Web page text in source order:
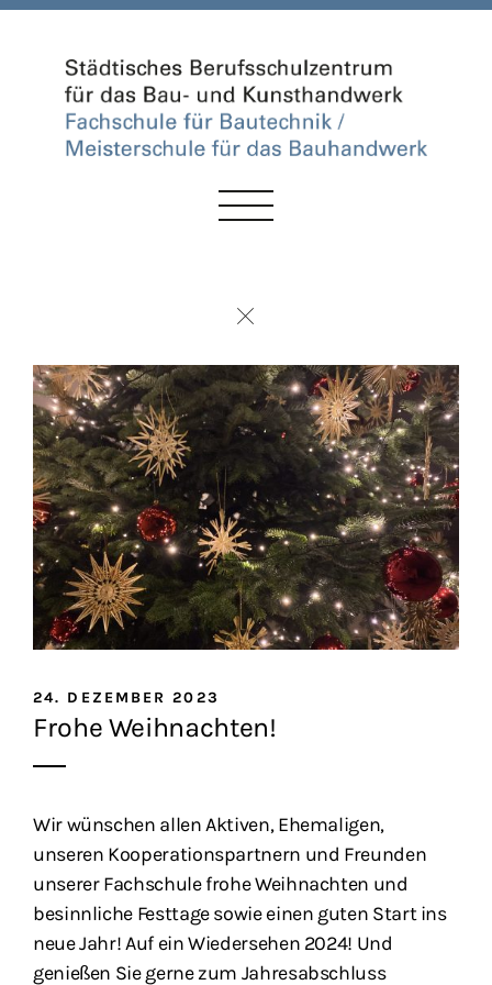
24. DEZEMBER 2023
Frohe Weihnachten!
Wir wünschen allen Aktiven, Ehemaligen,
unseren Kooperationspartnern und Freunden
unserer Fachschule frohe Weihnachten und
besinnliche Festtage sowie einen guten Start ins
neue Jahr! Auf ein Wiedersehen 2024! Und
genießen Sie gerne zum Jahresabschluss